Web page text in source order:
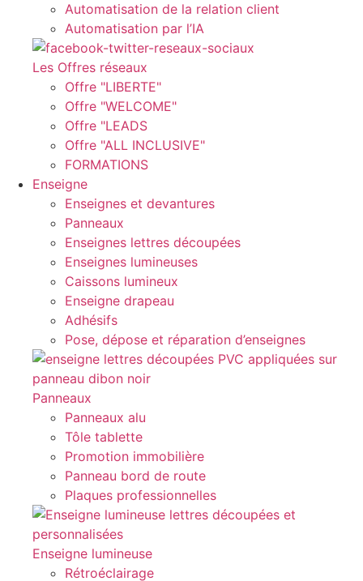
Automatisation de la relation client
Automatisation par l’IA
Les Offres réseaux
Offre "LIBERTE"
Offre "WELCOME"
Offre "LEADS
Offre "ALL INCLUSIVE"
FORMATIONS
Enseigne
Enseignes et devantures
Panneaux
Enseignes lettres découpées
Enseignes lumineuses
Caissons lumineux
Enseigne drapeau
Adhésifs
Pose, dépose et réparation d’enseignes
Panneaux
Panneaux alu
Tôle tablette
Promotion immobilière
Panneau bord de route
Plaques professionnelles
Enseigne lumineuse
Rétroéclairage